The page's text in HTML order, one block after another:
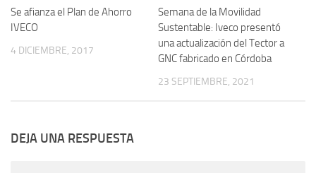
Se afianza el Plan de Ahorro
IVECO
4 DICIEMBRE, 2017
Semana de la Movilidad
Sustentable: Iveco presentó
una actualización del Tector a
GNC fabricado en Córdoba
23 SEPTIEMBRE, 2021
DEJA UNA RESPUESTA